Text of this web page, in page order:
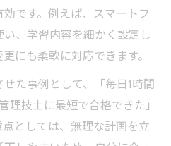
です。例えば、スマートフ
、学習内容を細かく設定し
にも柔軟に対応できます。
た事例として、「毎日1時間
理技士に最短で合格できた」
としては、無理な計画を立